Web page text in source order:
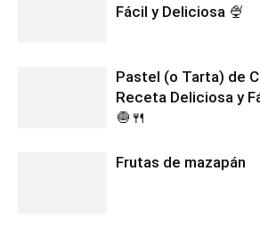
Fácil y Deliciosa 🍨
Pastel (o Tarta) de
Receta Deliciosa y
🧅🍴
Frutas de mazapán